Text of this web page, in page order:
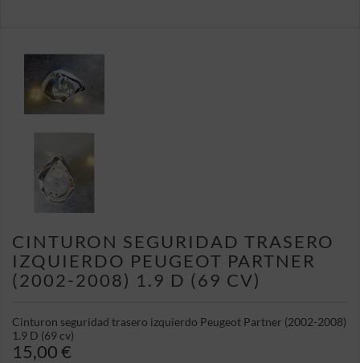
CINTURON SEGURIDAD TRASERO
IZQUIERDO PEUGEOT PARTNER
(2002-2008) 1.9 D (69 CV)
Cinturon seguridad trasero izquierdo Peugeot Partner (2002-2008)
1.9 D (69 cv)
15,00 €